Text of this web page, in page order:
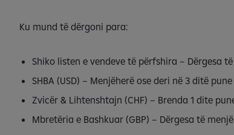
Ku mund të dërgoni para:
Shiko listen e vendeve të përfshira – Dërgesa
SHBA (USD) – Menjëherë ose deri në 3 ditë pune
Zvicër & Lihtenshtajn (CHF) – Brenda 1 dite
Mbretëria e Bashkuar (GBP) – Dërgesa të